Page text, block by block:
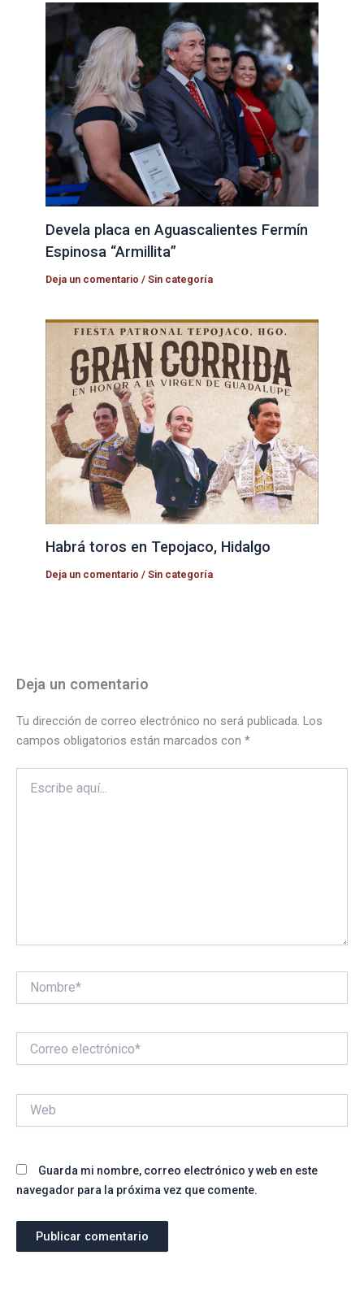
Devela placa en Aguascalientes Fermín
Espinosa “Armillita”
Deja un comentario /Sin categoría
Habrá toros en Tepojaco, Hidalgo
Deja un comentario /Sin categoría
Deja un comentario
Tu dirección de correo electrónico no será publicada. Los
campos obligatorios están marcados con *
aquí...
electrónico*
Guarda mi nombre, correo electrónico y web en este
navegador para la próxima vez que comente.